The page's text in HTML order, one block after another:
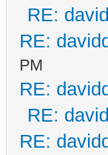
RE:
RE:
PM
RE:
RE:
RE: